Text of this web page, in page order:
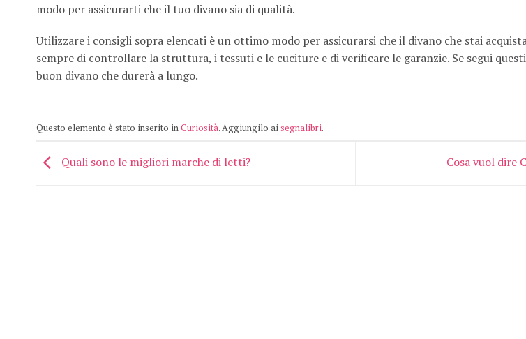
modo per assicurarti che il tuo divano sia di qualità.
Utilizzare i consigli sopra elencati è un ottimo modo per assicurarsi che il divano che stai
sempre di controllare la struttura, i tessuti e le cuciture e di verificare le garanzie. Se segui
buon divano che durerà a lungo.
Questo elemento è stato inserito inCuriosità. Aggiungilo aisegnalibri.
Quali sono le migliori marche di letti? Cosa vuol dire